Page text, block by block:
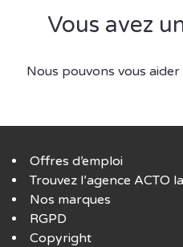
Vous avez
Nous pouvons vous
Offres d’emploi
Trouvez l’agence ACTO
Nos marques
RGPD
Copyright